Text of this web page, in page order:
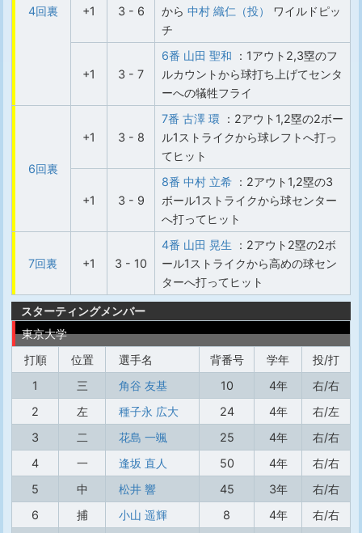
4回裏 +1 3 - 6
から 中村 織仁（投）
ワイルドピッ
チ
+1 3 - 7
6番 山田 聖和 ：1アウト2,3塁のフ
ルカウントから球打ち上げてセンタ
ーへの犠牲フライ
6回裏
+1 3 - 8
7番 古澤 環 ：2アウト1,2塁の2ボー
ル1ストライクから球レフトへ打っ
てヒット
+1 3 - 9
8番 中村 立希 ：2アウト1,2塁の3
ボール1ストライクから球センター
へ打ってヒット
7回裏 +1 3 - 10
4番 山田 晃生 ：2アウト2塁の2ボ
ール1ストライクから高めの球セン
ターへ打ってヒット
スターティングメンバー
東京大学
打順
位置 選手名 背番号 学年
投/打
1
三 角谷 友基 10 4年
右/右
2
左 種子永 広大 24 4年
右/左
3
二 花島 一颯 25 4年
右/右
4
一 逢坂 直人 50 4年
右/右
5
中 松井 響 45 3年
右/右
6
捕 小山 遥輝 8 4年
右/右